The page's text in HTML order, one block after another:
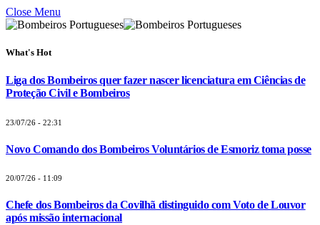
Close Menu
What's Hot
Liga dos Bombeiros quer fazer nascer licenciatura em Ciências de
Proteção Civil e Bombeiros
23/07/26 - 22:31
Novo Comando dos Bombeiros Voluntários de Esmoriz toma posse
20/07/26 - 11:09
Chefe dos Bombeiros da Covilhã distinguido com Voto de Louvor
após missão internacional